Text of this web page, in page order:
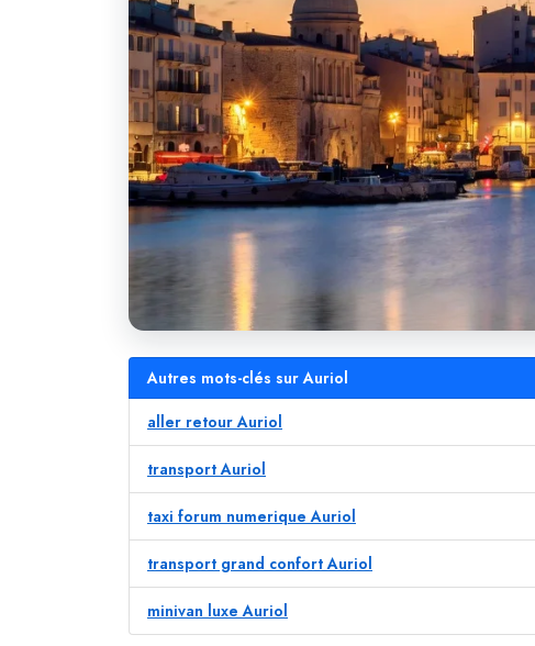
Autres mots-clés sur Auriol
aller retour Auriol
transport Auriol
taxi forum numerique Auriol
transport grand confort Auriol
minivan luxe Auriol